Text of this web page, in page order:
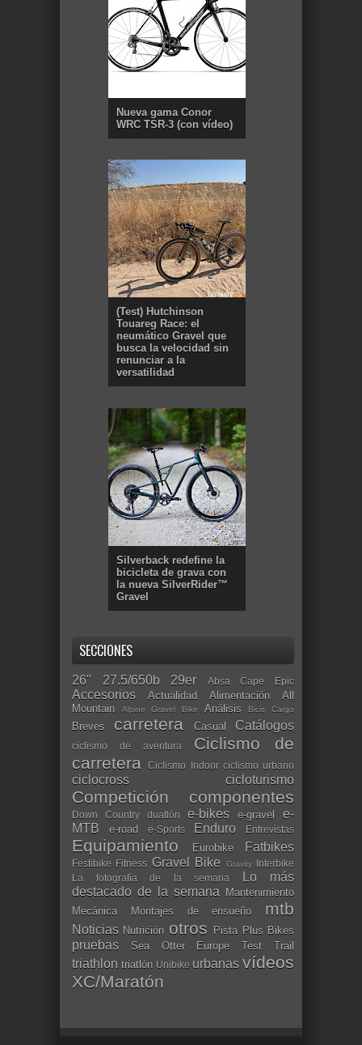
Nueva gama Conor
WRC TSR-3 (con vídeo)
(Test) Hutchinson
Touareg Race: el
neumático Gravel que
busca la velocidad sin
renunciar a la
versatilidad
Silverback redefine la
bicicleta de grava con
la nueva SilverRider™
Gravel
SECCIONES
26" 27.5/650b 29er Absa Cape Epic
Accesorios Actualidad Alimentación
All
Mountain
Alpine Gravel Bike Análisis Bicis Cargo
Breves carretera Casual Catálogos
ciclismo de aventura
Ciclismo de
carretera
Ciclismo Indoor ciclismo urbano
ciclocross cicloturismo
Competición componentes
Down Country duatlón e-bikes e-gravel
e-
MTB
e-road e-Sports Enduro Entrevistas
Equipamiento Eurobike Fatbikes
Festibike Fitness Gravel Bike Gravity Interbike
La fotografía de la semana
Lo más
destacado de la semana Mantenimiento
Mecánica
Montajes de ensueño mtb
Noticias Nutrición otros Pista Plus Bikes
pruebas Sea Otter Europe Test Trail
triathlon triatlón Unibike urbanas vídeos
XC/Maratón